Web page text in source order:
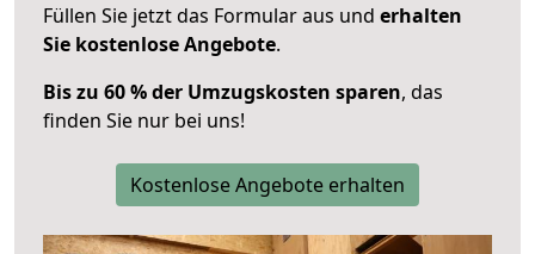
Füllen Sie jetzt das Formular aus und erhalten
Sie kostenlose Angebote.
Bis zu 60 % der Umzugskosten sparen, das
finden Sie nur bei uns!
Kostenlose Angebote erhalten